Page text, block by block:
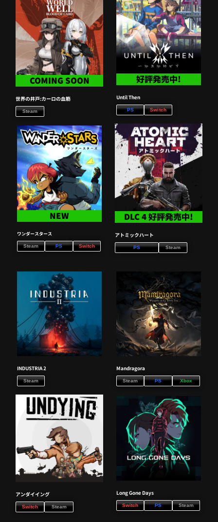
COMING SOON
世界の井戸:カーロの血筋
Steam
好評発売中!​
Until Then
PS Switch
NEW
ワンダースタース
Steam PS Switch
DLC 4 好評発売中!​
アトミックハート
PS Steam
INDUSTRIA 2
Steam
Mandragora
Steam PS Xbox
アンダイイング
Switch Steam
Long Gone Days
Switch PS Steam